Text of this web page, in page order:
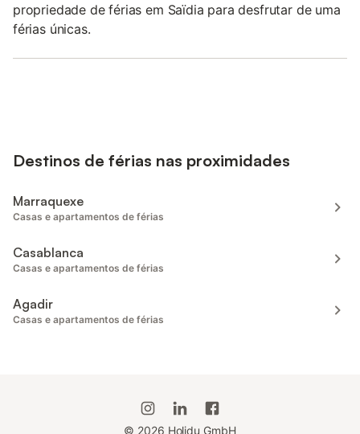
propriedade de férias em Saïdia para desfrutar de uma
férias únicas.
Destinos de férias nas proximidades
Marraquexe
Casas e apartamentos de férias
Casablanca
Casas e apartamentos de férias
Agadir
Casas e apartamentos de férias
© 2026 Holidu GmbH